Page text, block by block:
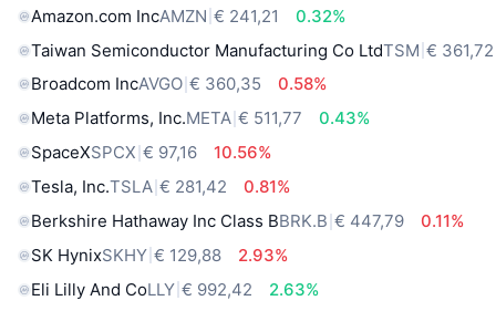
Amazon.com IncAMZN € 241,21
0.32%
Taiwan Semiconductor Manufacturing Co LtdTSM € 361,72
Broadcom IncAVGO € 360,35
0.58%
Meta Platforms, Inc.META € 511,77
0.43%
SpaceXSPCX € 97,16
10.56%
Tesla, Inc.TSLA € 281,42
0.81%
Berkshire Hathaway Inc Class BBRK.B € 447,79
0.11%
SK HynixSKHY € 129,88
2.93%
Eli Lilly And CoLLY € 992,42
2.63%